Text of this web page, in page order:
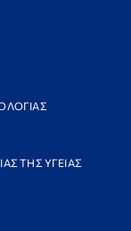
ΤΗΣ ΥΓΕΙΑΣ